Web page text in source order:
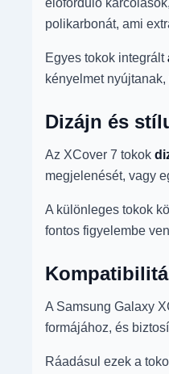
polikarbonát, ami
Egyes tokok integrált
kényelmet
Dizájn és
Az XCover 7 tokok
megjelenését, vagy
A különleges tokok
fontos figyelembe
A Samsung Galaxy
formájához, és
Ráadásul ezek a